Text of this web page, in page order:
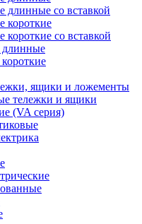
длинные со вставкой
короткие
короткие со вставкой
длинные
ящики и ложементы
тележки и ящики
(VA серия)